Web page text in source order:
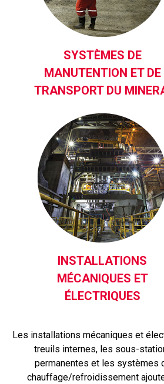
SYSTÈMES DE
MANUTENTION ET DE
TRANSPORT DU
INSTALLATIONS
MÉCANIQUES ET
ÉLECTRIQUES
Les installations mécaniques et
treuils internes, les sous-
permanentes et les systèmes
chauffage/refroidissement